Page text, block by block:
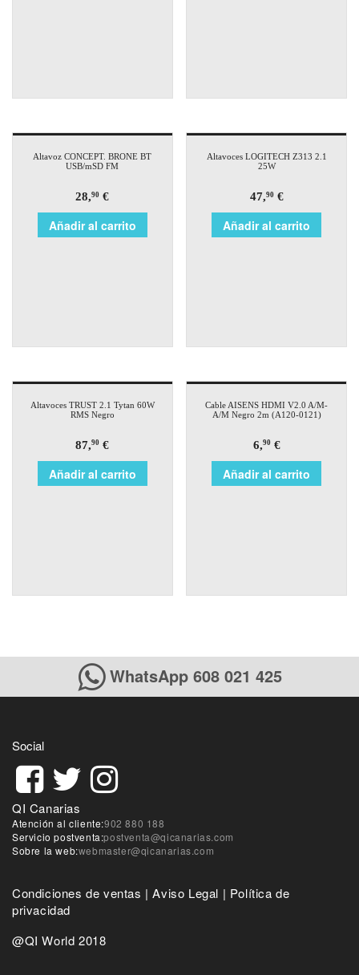
Altavoz CONCEPT. BRONE BT
USB/mSD FM
28,90 €
Añadir al carrito
Altavoces LOGITECH Z313 2.1
25W
47,90€
Añadir al carrito
Altavoces TRUST 2.1 Tytan 60W
RMS Negro
87,90 €
Añadir al carrito
Cable AISENS HDMI V2.0 A/M-
A/M Negro 2m (A120-0121)
6,90€
Añadir al carrito
WhatsApp 608 021 425
Social
QI Canarias
Atención al cliente:902 880 188
Servicio postventa:postventa@qicanarias.com
Sobre la web:webmaster@qicanarias.com
Condiciones de ventas |Aviso Legal | Política de
privacidad
@QI World 2018